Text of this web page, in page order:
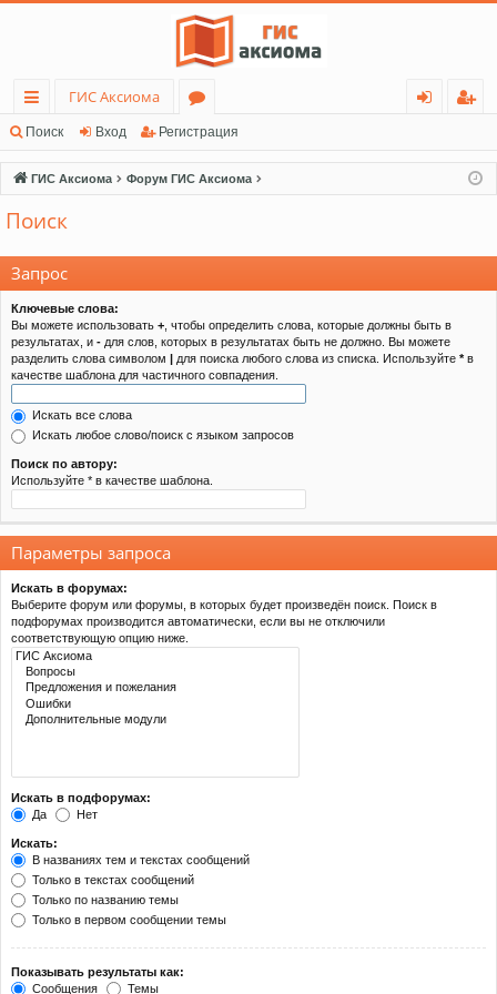
с
ы
лк
и
ГИС Аксиома
о
ру
м
д
ис
тр
Поиск Вход Регистрация
ГИС Аксиома Форум ГИС Аксиома
Поиск
Запрос
Ключевые слова:
Вы можете использовать + , чтобы определить слова, которые должны быть в
результатах, и - для слов, которых в результатах быть не должно. Вы можете
разделить слова символом | для поиска любого слова из списка. Используйте *в
качестве шаблона для частичного совпадения.
Искать все слова
Искать любое слово/поиск с языком запросов
Поиск по автору:
Используйте * в качестве шаблона.
Параметры запроса
Искать в форумах:
Выберите форум или форумы, в которых будет произведён поиск. Поиск в
подфорумах производится автоматически, если вы не отключили
соответствующую опцию ниже.
Искать в подфорумах:
Да
Нет
Искать:
В названиях тем и текстах сообщений
Только в текстах сообщений
Только по названию темы
Только в первом сообщении темы
Показывать результаты как:
Сообщения
Темы